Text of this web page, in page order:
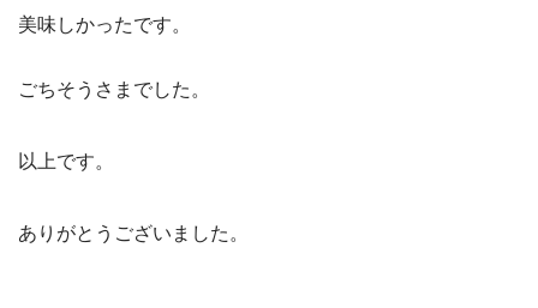
美味しかったです。
ごちそうさまでした。
以上です。
ありがとうございました。